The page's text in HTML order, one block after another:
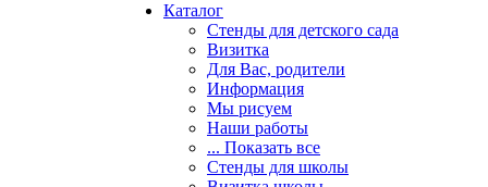
Каталог
Стенды для детского сада
Визитка
Для Вас, родители
Информация
Мы рисуем
Наши работы
... Показать все
Стенды для школы